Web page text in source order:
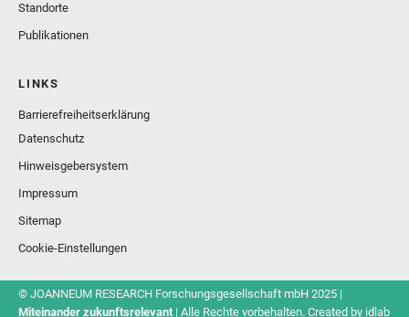
Standorte
Publikationen
LINKS
Barrierefreiheitserklärung
Datenschutz
Hinweisgebersystem
Impressum
Sitemap
Cookie-Einstellungen
© JOANNEUM RESEARCH Forschungsgesellschaft mbH 2025 |
Miteinander zukunftsrelevant| Alle Rechte vorbehalten. Created by idlab